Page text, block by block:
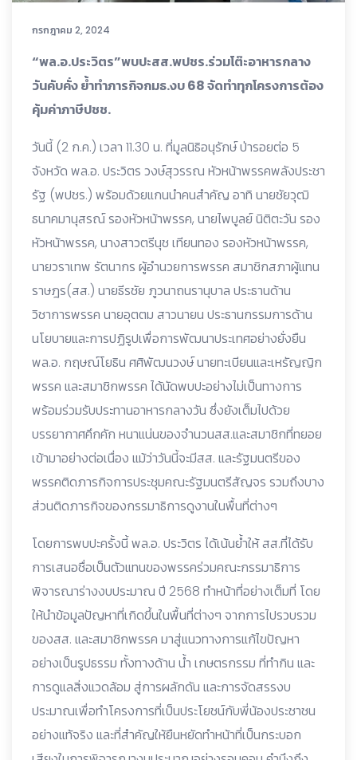
กรกฎาคม 2, 2024
“พล.อ.ประวิตร”พบปะสส.พปชร.ร่วมโต๊ะอาหารกลาง
วันคับคั่ง ย้ำทำภารกิจกมธ.งบ 68 จัดทำทุกโครงการต้อง
คุ้มค่าภาษีปชช.
วันนี้ (2 ก.ค.) เวลา 11.30 น. ที่มูลนิธิอนุรักษ์ ป่ารอยต่อ 5
จังหวัด พล.อ. ประวิตร วงษ์สุวรรณ หัวหน้าพรรคพลังประชา
รัฐ (พปชร.) พร้อมด้วยแกนนำคนสำคัญ อาทิ นายชัยวุฒิ
ธนาคมานุสรณ์ รองหัวหน้าพรรค, นายไพบูลย์ นิติตะวัน รอง
หัวหน้าพรรค, นางสาวตรีนุช เทียนทอง รองหัวหน้าพรรค,
นายวราเทพ รัตนากร ผู้อำนวยการพรรค สมาชิกสภาผู้แทน
ราษฎร(สส.) นายธีรชัย ภูวนาถนรานุบาล ประธานด้าน
วิชาการพรรค นายอุตตม สาวนายน ประธานกรรมการด้าน
นโยบายและการปฏิรูปเพื่อการพัฒนาประเทศอย่างยั่งยืน
พล.อ. กฤษณ์โยธิน ศศิพัฒนวงษ์ นายทะเบียนและเหรัญญิก
พรรค และสมาชิกพรรค ได้นัดพบปะอย่างไม่เป็นทางการ
พร้อมร่วมรับประทานอาหารกลางวัน ซึ่งยังเต็มไปด้วย
บรรยากาศคึกคัก หนาแน่นของจำนวนสส.และสมาชิกที่ทยอย
เข้ามาอย่างต่อเนื่อง แม้ว่าวันนี้จะมีสส. และรัฐมนตรีของ
พรรคติดภารกิจการประชุมคณะรัฐมนตรีสัญจร รวมถึงบาง
ส่วนติดภารกิจของกรรมาธิการดูงานในพื้นที่ต่างๆ
โดยการพบปะครั้งนี้ พล.อ. ประวิตร ได้เน้นย้ำให้ สส.ที่ได้รับ
การเสนอชื่อเป็นตัวแทนของพรรคร่วมคณะกรรมาธิการ
พิจารณาร่างงบประมาณ ปี 2568 ทำหน้าที่อย่างเต็มที่ โดย
ให้นำข้อมูลปัญหาที่เกิดขึ้นในพื้นที่ต่างๆ จากการไปรวบรวม
ของสส. และสมาชิกพรรค มาสู่​แนวทางการแก้ไขปัญหา
อย่างเป็นรูปธรรม ทั้งทางด้าน น้ำ เกษตรกรรม ที่ทำกิน และ
การดูแลสิ่งแวดล้อม สู่การผลักดัน และการจัดสรรงบ
ประมาณเพื่อทำโครงการที่เป็นประโยชน์กับพี่น้องประชาชน
อย่างแท้จริง และที่สำคัญให้ยืนหยัดทำหน้าที่เป็นกระบอก